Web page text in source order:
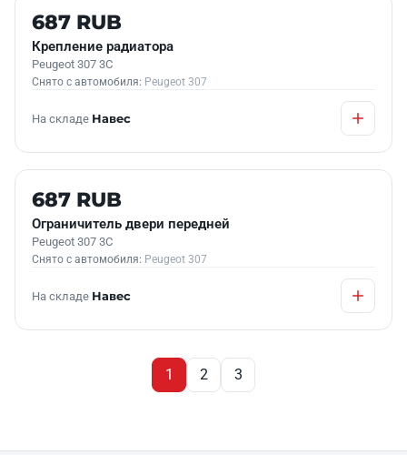
Б/У В НАЛИЧИИ
687 RUB
Крепление радиатора
Peugeot 307 3C
Снято с автомобиля: Peugeot 307
На складе Навес
Б/У В НАЛИЧИИ
687 RUB
Ограничитель двери передней
Peugeot 307 3C
Снято с автомобиля: Peugeot 307
На складе Навес
1 2 3